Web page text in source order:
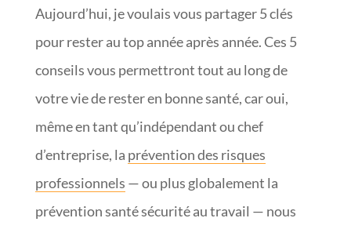
Aujourd’hui, je voulais vous partager 5 clés
pour rester au top année après année. Ces 5
conseils vous permettront tout au long de
votre vie de rester en bonne santé, car oui,
même en tant qu’indépendant ou chef
d’entreprise, la prévention des risques
professionnels — ou plus globalement la
prévention santé sécurité au travail — nous